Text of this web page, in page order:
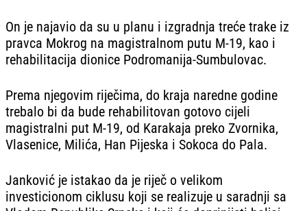
On je najavio da su u planu i izgradnja treće trake iz
pravca Mokrog na magistralnom putu M-19, kao i
rehabilitacija dionice Podromanija-Sumbulovac.
Prema njegovim riječima, do kraja naredne godine
trebalo bi da bude rehabilitovan gotovo cijeli
magistralni put M-19, od Karakaja preko Zvornika,
Vlasenice, Milića, Han Pijeska i Sokoca do Pala.
Janković je istakao da je riječ o velikom
investicionom ciklusu koji se realizuje u saradnji sa